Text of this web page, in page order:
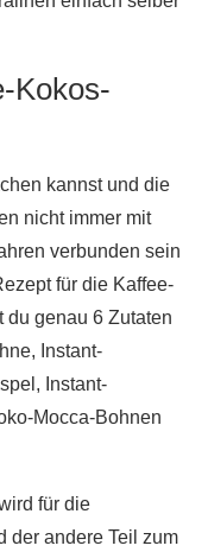
Kokos-
kannst und die
nicht immer mit
verbunden sein
für die Kaffee-
du genau 6 Zutaten
Instant-
Instant-
Mocca-Bohnen
für die
der andere Teil zum